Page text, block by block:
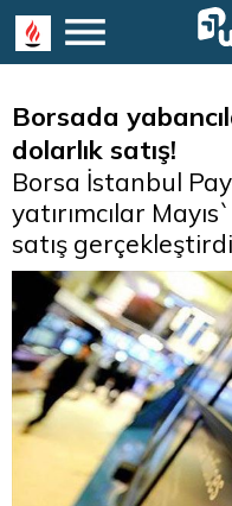
Borsada
dolarlık satış!
Borsa İstanbul
yatırımcılar
satış